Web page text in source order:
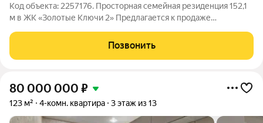
Код объекта: 2257176. Просторная семейная резиденция 152,1
м в ЖК «Золотые Ключи 2» Предлагается к продаже
из самых престижных жилых комплексов Москвы ЖК
«Золотые Ключи 2». Главное достоинство
Позвонить
80 000 000 ₽
123 м² 4-комн. квартира 3 этаж из 13